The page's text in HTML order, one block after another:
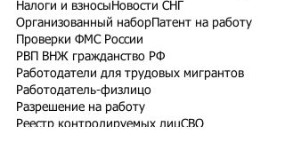
Налоги и взносы Новости СНГ
Организованный набор Патент на работу
Проверки ФМС России
РВП ВНЖ гражданство РФ
Работодатели для трудовых мигрантов
Работодатель-физлицо
Разрешение на работу
Реестр контролируемых лицСВО